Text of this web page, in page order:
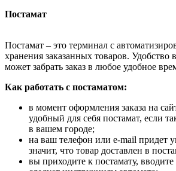
Постамат
Постамат – это терминал с
хранения заказанных товаров. Удобство
может забрать заказ в любое удобное
Как работать с постаматом:
в момент оформления заказа на
удобный для себя постамат, если
в вашем городе;
на ваш телефон или e-mail придет
значит, что товар доставлен в
вы приходите к постамату,